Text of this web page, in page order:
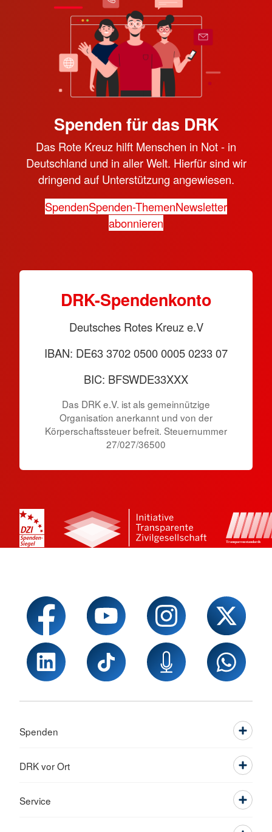
Spenden für das DRK
Das Rote Kreuz hilft Menschen in Not - in
Deutschland und in aller Welt. Hierfür sind wir
dringend auf Unterstützung angewiesen.
SpendenSpenden-ThemenNewsletter
abonnieren
DRK-Spendenkonto
Deutsches Rotes Kreuz e.V
IBAN: DE63 3702 0500 0005 0233 07
BIC: BFSWDE33XXX
Das DRK e.V. ist als gemeinnützige
Organisation anerkannt und von der
Körperschaftssteuer befreit. Steuernummer
27/027/36500
Spenden
DRK vor Ort
Service